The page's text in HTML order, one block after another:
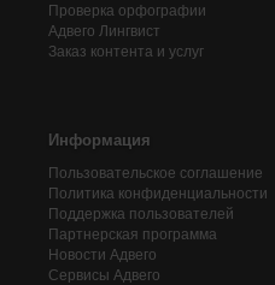
Проверка орфографии
Адвего Лингвист
Заказ контента и услуг
Информация
Пользовательское соглашение
Политика конфиденциальности
Поддержка пользователей
Партнерская программа
Новости Адвего
Сервисы Адвего